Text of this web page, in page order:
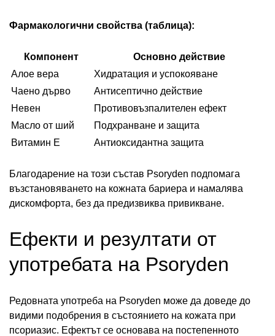
Фармакологични свойства (таблица):
Компонент
Основно действие
Алое вера
Хидратация и успокояване
Чаено дърво
Антисептично действие
Невен
Противовъзпалителен ефект
Масло от ший
Подхранване и защита
Витамин Е
Антиоксидантна защита
Благодарение на този състав Psoryden подпомага
възстановяването на кожната бариера и намалява
дискомфорта, без да предизвиква привикване.
Ефекти и резултати от
употребата на Psoryden
Редовната употреба на Psoryden може да доведе до
видими подобрения в състоянието на кожата при
псориазис. Ефектът се основава на постепенното